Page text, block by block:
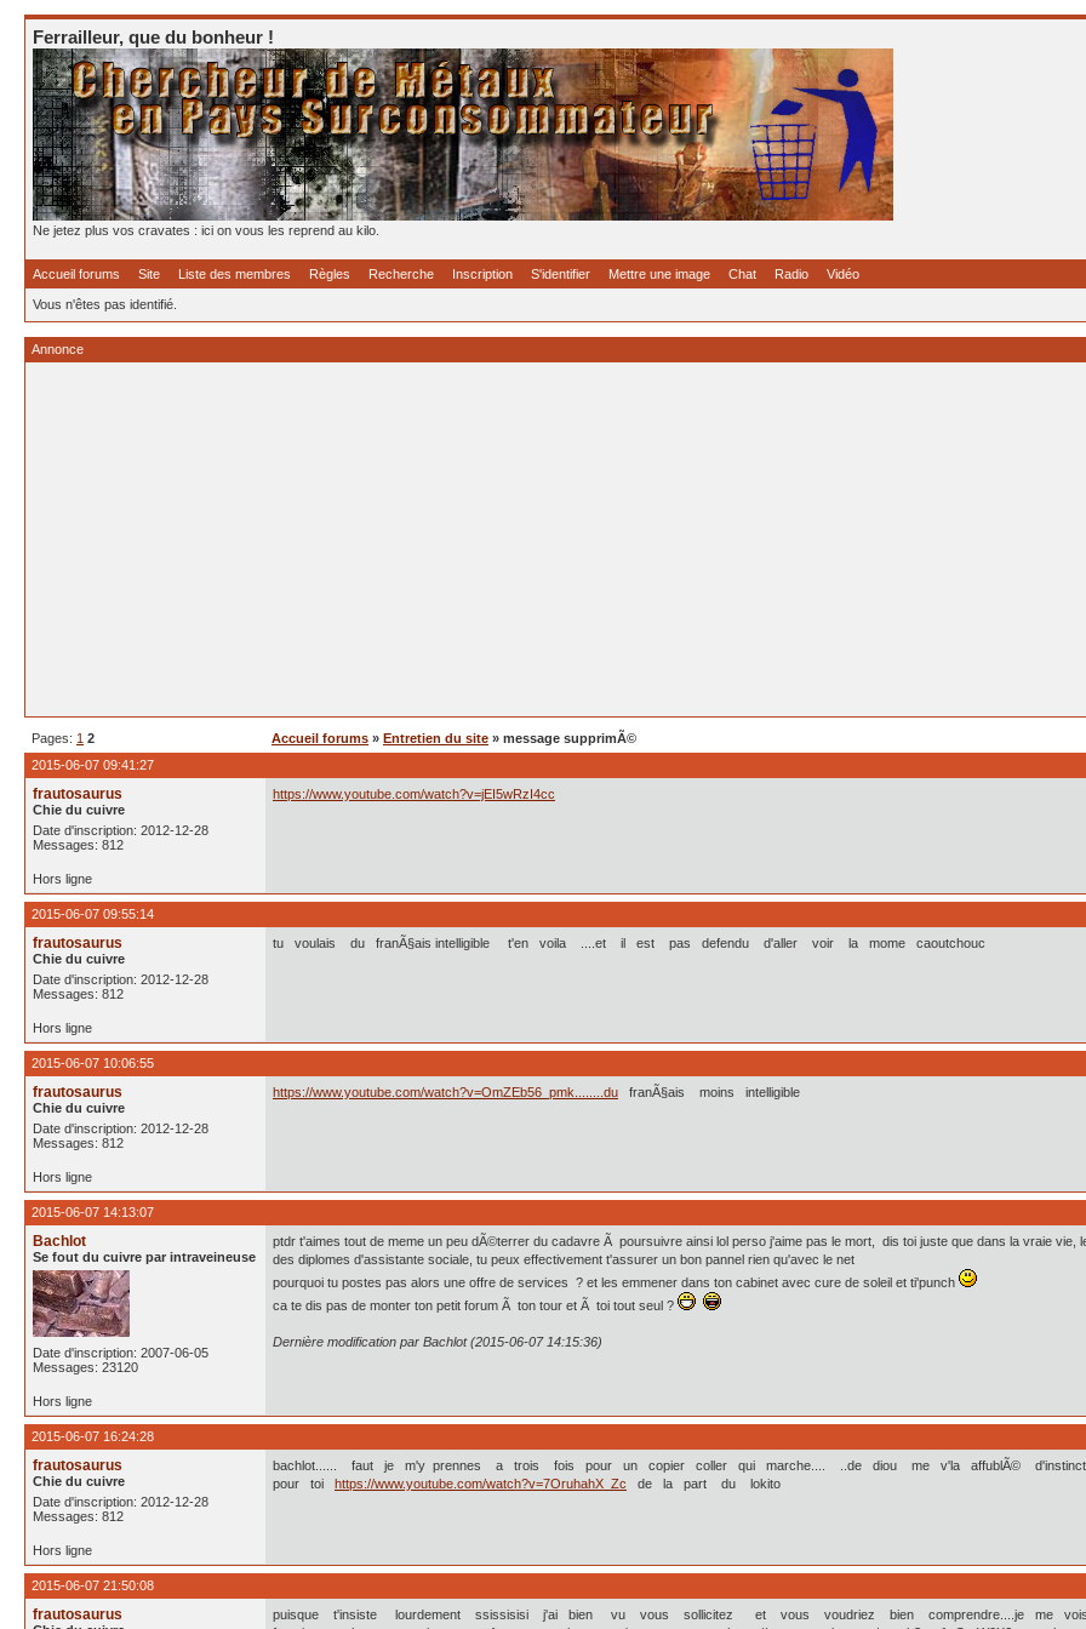
Ferrailleur, que du bonheur !
Ne jetez plus vos cravates : ici on vous les reprend au kilo.
Accueil forums Site Liste des membres Règles Recherche Inscription S'identifier Mettre une image Chat Radio Vidéo
Vous n'êtes pas identifié.
Annonce
Pages: 1 2 Accueil forums » Entretien du site » message supprimÃ©
2015-06-07 09:41:27
frautosaurus
Chie du cuivre
Date d'inscription: 2012-12-28
Messages: 812
https://www.youtube.com/watch?v=jEI5wRzI4cc
Hors ligne
2015-06-07 09:55:14
frautosaurus
Chie du cuivre
Date d'inscription: 2012-12-28
Messages: 812
tu voulais du franÃ§ais intelligible t'en voila ....et il est pas defendu d'aller voir la mome caoutchouc
Hors ligne
2015-06-07 10:06:55
frautosaurus
Chie du cuivre
Date d'inscription: 2012-12-28
Messages: 812
https://www.youtube.com/watch?v=OmZEb56_pmk........du franÃ§ais moins intelligible
Hors ligne
2015-06-07 14:13:07
Bachlot
Se fout du cuivre par intraveineuse
Date d'inscription: 2007-06-05
Messages: 23120
ptdr t'aimes tout de meme un peu dÃ©terrer du cadavre Ã poursuivre ainsi lol perso j'aime pas le mort, dis toi juste que dans la vraie
des diplomes d'assistante sociale, tu peux effectivement t'assurer un bon pannel rien qu'avec le net
pourquoi tu postes pas alors une offre de services ? et les emmener dans ton cabinet avec cure de soleil et ti'punch
ca te dis pas de monter ton petit forum Ã ton tour et Ã toi tout seul ?
Dernière modification par Bachlot (2015-06-07 14:15:36)
Hors ligne
2015-06-07 16:24:28
frautosaurus
Chie du cuivre
Date d'inscription: 2012-12-28
Messages: 812
bachlot...... faut je m'y prennes a trois fois pour un copier coller qui marche.... ..de diou me v'la affublÃ©
pour toi https://www.youtube.com/watch?v=7OruhahX_Zc de la part du lokito
Hors ligne
2015-06-07 21:50:08
frautosaurus
puisque t'insiste lourdement ssissisisi j'ai bien vu vous sollicitez et vous voudriez bien comprendre....je me